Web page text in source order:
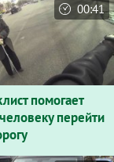
помогает
перейти
00:41